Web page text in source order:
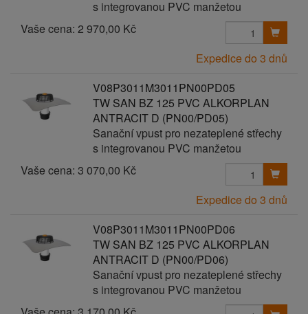
s integrovanou PVC manžetou
Vaše cena: 2 970,00 Kč
Expedice do 3 dnů
V08P3011M3011PN00PD05
TW SAN BZ 125 PVC ALKORPLAN
ANTRACIT D (PN00/PD05)
Sanační vpust pro nezateplené střechy
s integrovanou PVC manžetou
Vaše cena: 3 070,00 Kč
Expedice do 3 dnů
V08P3011M3011PN00PD06
TW SAN BZ 125 PVC ALKORPLAN
ANTRACIT D (PN00/PD06)
Sanační vpust pro nezateplené střechy
s integrovanou PVC manžetou